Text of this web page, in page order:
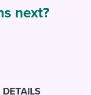
next?